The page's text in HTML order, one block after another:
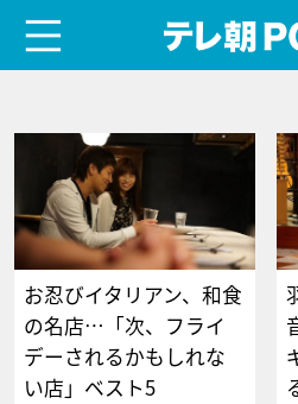
お忍びイタリアン、和食
の名店…「次、フライ
デーされるかもしれな
い店」ベスト5